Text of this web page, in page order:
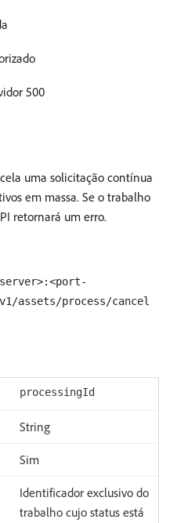
500
uma solicitação contínua
em massa. Se o trabalho
retornará um erro.
assets/process/cancel
processingId
String
Sim
Identificador exclusivo do
trabalho cujo status está